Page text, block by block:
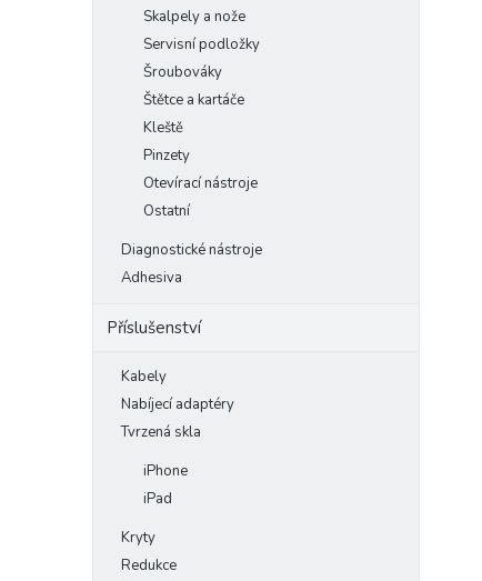
Skalpely a nože
Servisní podložky
Šroubováky
Štětce a kartáče
Kleště
Pinzety
Otevírací nástroje
Ostatní
Diagnostické nástroje
Adhesiva
Příslušenství
Kabely
Nabíjecí adaptéry
Tvrzená skla
iPhone
iPad
Kryty
Redukce